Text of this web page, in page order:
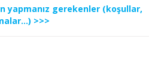
yapmanız gerekenler (koşullar,
>>>